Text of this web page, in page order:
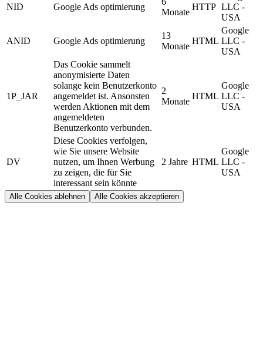
NID Google Ads optimierung
Monate
HTTP LLC -
USA
ANID Google Ads optimierung
13
Monate
HTML
Google
LLC -
USA
1P_JAR
Das Cookie sammelt
anonymisierte Daten
solange kein Benutzerkonto
angemeldet ist. Ansonsten
werden Aktionen mit dem
angemeldeten
Benutzerkonto verbunden.
2
Monate
HTML
Google
LLC -
USA
DV
Diese Cookies verfolgen,
wie Sie unsere Website
nutzen, um Ihnen Werbung
zu zeigen, die für Sie
interessant sein könnte
2 Jahre HTML
Google
LLC -
USA
Alle Cookies ablehnen Alle Cookies akzeptieren